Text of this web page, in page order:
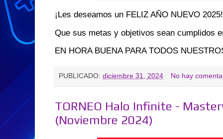
¡Les deseamos un FELIZ AÑO NUEVO
Que sus metas y objetivos sean cumplidos
EN HORA BUENA PARA TODOS
PUBLICADO: diciembre 31, 2024 No hay
TORNEO Halo Infinite -
(Noviembre 2024)